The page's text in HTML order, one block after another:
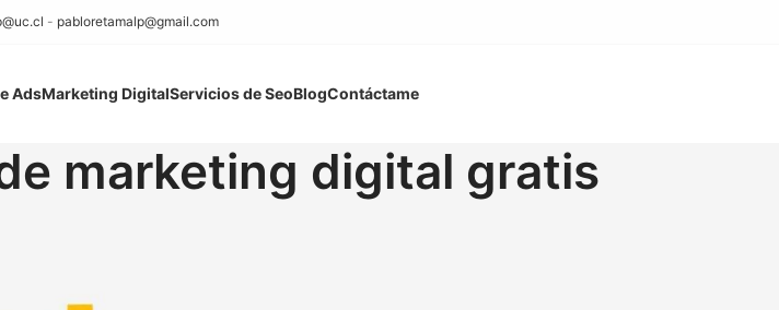
- pabloretamalp@gmail.com
AdsMarketing DigitalServicios de SeoBlogContáctame
marketing digital gratis